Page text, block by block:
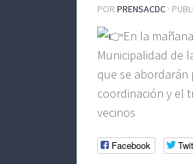
POR PRENSACDC ·
En la
Municipalidad de
que se
coordinación y el
vecinos
Facebook